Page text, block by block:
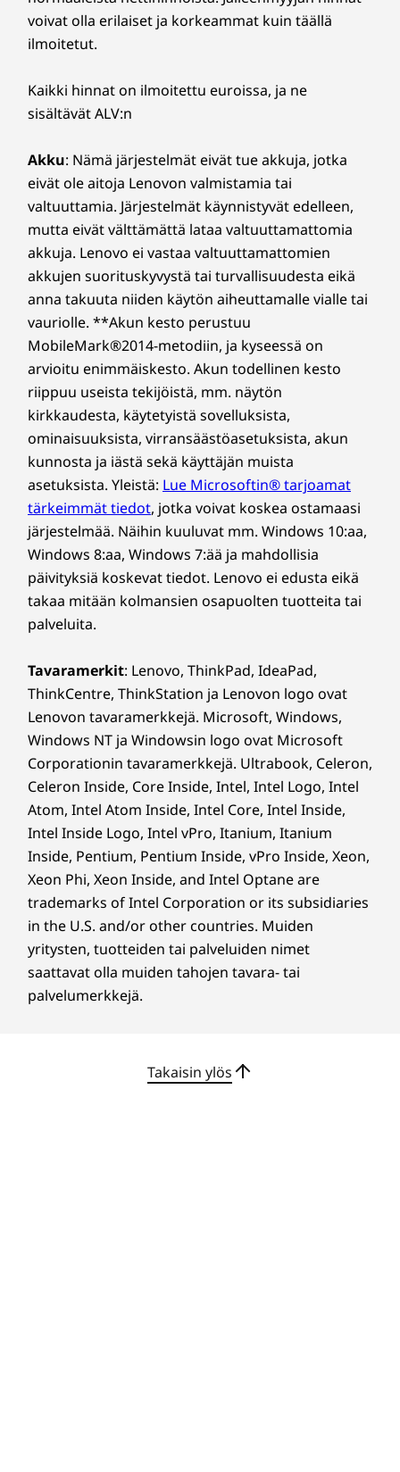
Koe kristallinkirkkaat videopuhelut ja
parannettu äänenlaatu Lenovon älykkäiden
kokousten avulla. Tekoälyalgoritmien
tehostama 5MP-verkkokamera takaa sen, että
näytät aina hyvältä näytöllä. Taustamelu ei
enää häiritse kokouksia, sillä älykäs
melunvaimennusominaisuus havaitsee
pääpuhujan äänen ja suodattaa samalla
taustalla kuuluvan puheen ja melun. Sano
hyvästit häiriöille ja toivota tuottavat
kokoukset tervetulleiksi IdeaCentre AIO Gen
9:n tarkoituksenmukaisen huipputeknologian
ansiosta.
Mukautettu katselu, säädettävät
hallintatoimet
Omaksu täysin uusi hallinnan taso valinnaisen
intuitiivisen kosketusnäytön avulla ja ole
vapaasti vuorovaikutuksessa IdeaCentre AIO
Gen 9 -laitteella. Siirtyminen on täysin
luonnollista kun valitset, vedät ja napsautat
kohteita. Jäykkiä liikkeitä ei ole, ja saranan
liikerata on -5°–15°. Laite mukautuu kaikkiin
korkeuksiin ja asentoihin lisämukavuutta ja
räätälöintiä varten.
65 % kulutustuotteista kierrätettyä muovia jalustassa
ja saranassa
30 % mereen mahdollisesti kulkeutuvaa muovia
Sertifioinnit ja rekisterit
Muut tiedot
Suojaus
Kasvojentunnistus (vaatii IR-kameran)
Esiasennetut ohjelmistot
Lenovo Vantage
McAfee®
LiveSafe™ -kokeiluversio
Microsoft 365 -kokeiluversio
Myyntipakkauksen sisältö
Lenovo IdeaCentre AIO Gen 9 (27″ AMD)
Pika-aloitusopas
Virtajohto (90 W / 135 W) (Vain valitut mallit)
Kattavat tekniset tiedot
Tuotteen teknisten tietojen viite:Mallit, tekniset tiedot,
dokumentaatio, yhteensopivuus (englanniksi)
koko potentiaali!
voivat olla erilaiset ja korkeammat kuin täällä
ilmoitetut.
Kaikki hinnat on ilmoitettu euroissa, ja ne
sisältävät ALV:n
Akku: Nämä järjestelmät eivät tue akkuja, jotka
eivät ole aitoja Lenovon valmistamia tai
valtuuttamia. Järjestelmät käynnistyvät edelleen,
mutta eivät välttämättä lataa valtuuttamattomia
akkuja. Lenovo ei vastaa valtuuttamattomien
akkujen suorituskyvystä tai turvallisuudesta eikä
anna takuuta niiden käytön aiheuttamalle vialle tai
vauriolle. **Akun kesto perustuu
MobileMark®2014-metodiin, ja kyseessä on
arvioitu enimmäiskesto. Akun todellinen kesto
riippuu useista tekijöistä, mm. näytön
kirkkaudesta, käytetyistä sovelluksista,
ominaisuuksista, virransäästöasetuksista, akun
kunnosta ja iästä sekä käyttäjän muista
asetuksista. Yleistä: Lue Microsoftin® tarjoamat
tärkeimmät tiedot, jotka voivat koskea ostamaasi
järjestelmää. Näihin kuuluvat mm. Windows 10:aa,
Windows 8:aa, Windows 7:ää ja mahdollisia
päivityksiä koskevat tiedot. Lenovo ei edusta eikä
takaa mitään kolmansien osapuolten tuotteita tai
palveluita.
Tavaramerkit: Lenovo, ThinkPad, IdeaPad,
ThinkCentre, ThinkStation ja Lenovon logo ovat
Lenovon tavaramerkkejä. Microsoft, Windows,
Windows NT ja Windowsin logo ovat Microsoft
Corporationin tavaramerkkejä. Ultrabook, Celeron,
Celeron Inside, Core Inside, Intel, Intel Logo, Intel
Atom, Intel Atom Inside, Intel Core, Intel Inside,
Intel Inside Logo, Intel vPro, Itanium, Itanium
Inside, Pentium, Pentium Inside, vPro Inside, Xeon,
Xeon Phi, Xeon Inside, and Intel Optane are
trademarks of Intel Corporation or its subsidiaries
in the U.S. and/or other countries. Muiden
yritysten, tuotteiden tai palveluiden nimet
saattavat olla muiden tahojen tavara- tai
palvelumerkkejä.
Takaisin ylös